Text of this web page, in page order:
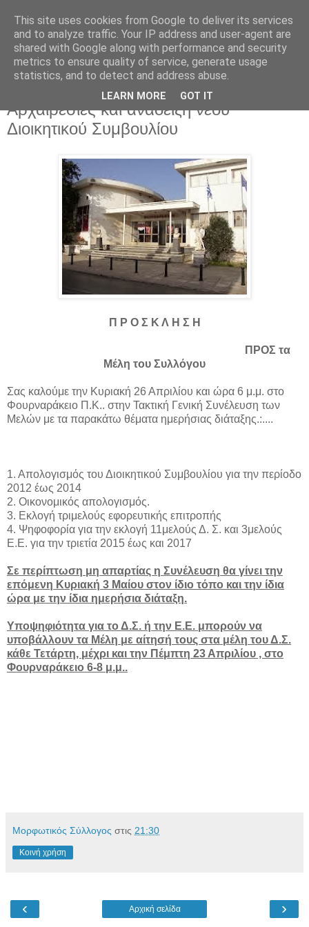
Πέμπτη 9 Απριλίου 2015
Αρχαιρεσίες και ανάδειξη νέου
Διοικητικού Συμβουλίου
Π Ρ Ο Σ Κ Λ Η Σ Η
ΠΡΟΣ τα
Μέλη του Συλλόγου
Σας καλούμε την Κυριακή 26 Απριλίου και ώρα 6 μ.μ. στο
Φουρναράκειο Π.Κ.. στην Τακτική Γενική Συνέλευση των
Μελών με τα παρακάτω θέματα ημερήσιας διάταξης.:....
1. Απολογισμός του Διοικητικού Συμβουλίου για την περίοδο
2012 έως 2014
2. Οικονομικός απολογισμός.
3. Εκλογή τριμελούς εφορευτικής επιτροπής
4. Ψηφοφορία για την εκλογή 11μελούς Δ. Σ. και 3μελούς
Ε.Ε. για την τριετία 2015 έως και 2017
Σε περίπτωση μη απαρτίας η Συνέλευση θα γίνει την
επόμενη Κυριακή 3 Μαίου στον ίδιο τόπο και την ίδια
ώρα με την ίδια ημερήσια διάταξη.
Υποψηφιότητα για το Δ.Σ. ή την Ε.Ε. μπορούν να
υποβάλλουν τα Μέλη με αίτησή τους στα μέλη του Δ.Σ.
κάθε Τετάρτη, μέχρι και την Πέμπτη 23 Απριλίου , στο
Φουρναράκειο 6-8 μ.μ..
Μορφωτικός Σύλλογος στις 21:30
Κοινή χρήση
‹ ›
Αρχική σελίδα
This site uses cookies from Google to deliver its services
and to analyze traffic. Your IP address and user-agent are
shared with Google along with performance and security
metrics to ensure quality of service, generate usage
statistics, and to detect and address abuse.
LEARN MORE GOT IT